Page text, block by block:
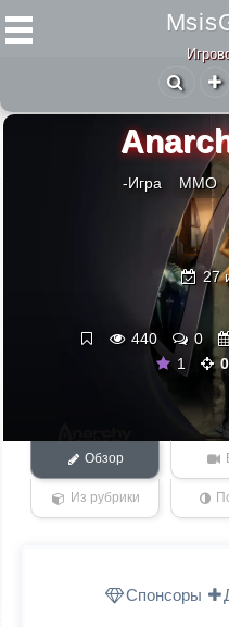
-Игра ММО
27
440 0
1
0
Обзор
Из рубрики
Спонсоры